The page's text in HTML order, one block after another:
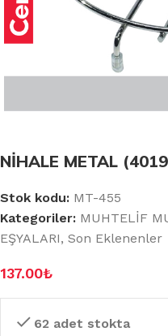
NİHALE METAL
Stok kodu: MT-455
Kategoriler: MUHTELİF
EŞYALARI, Son Eklenenler
137.00₺
62 adet stokta